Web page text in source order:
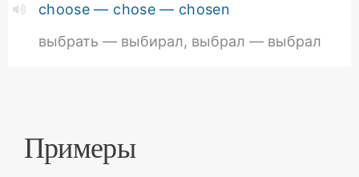
choose — chose — chosen
выбрать — выбирал, выбрал — выбрал
Примеры